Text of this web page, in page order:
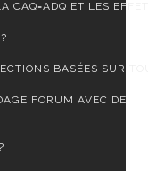
CAQ=ADQ ET LES
BASÉES SUR
FORUM AVEC DE